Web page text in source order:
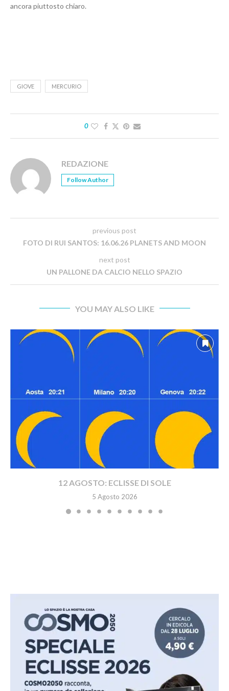
ancora piuttosto chiaro.
GIOVE MERCURIO
0
REDAZIONE
Follow Author
previous post
FOTO DI RUI SANTOS: 16.06.26 PLANETS AND MOON
next post
UN PALLONE DA CALCIO NELLO SPAZIO
YOU MAY ALSO LIKE
12 AGOSTO: ECLISSE DI SOLE
5 Agosto 2026